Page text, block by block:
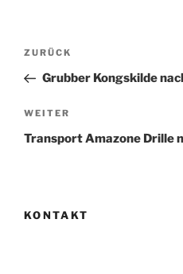
Beitragsnavigation
Vorheriger
Beitrag
ZURÜCK
Grubber Kongskilde
Nächster
Beitrag
WEITER
Transport Amazone Drille
KONTAKT